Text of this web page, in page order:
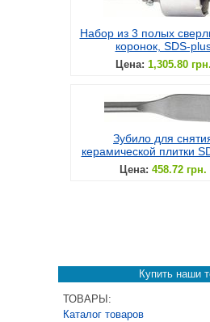
Набор из 3 полых
коронок, SDS-
Цена: 1,305.80 грн.
Зубило для
керамической плитки
Цена: 458.72 грн.
Купить наши
ТОВАРЫ:
Каталог товаров